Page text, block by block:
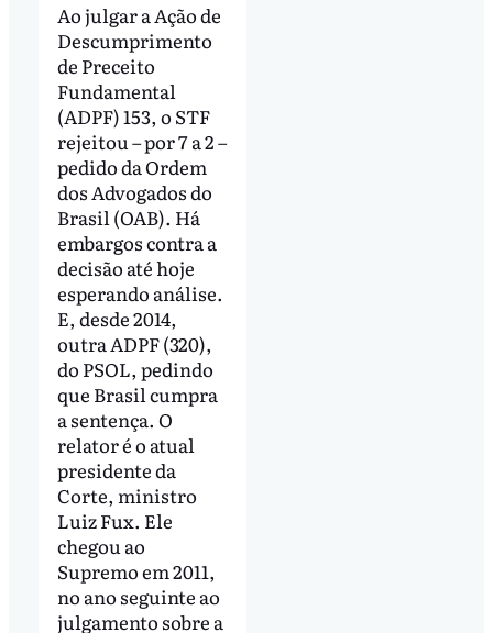
Ao julgar a Ação de
Descumprimento
de Preceito
Fundamental
(ADPF) 153, o STF
rejeitou – por 7 a 2 –
pedido da Ordem
dos Advogados do
Brasil (OAB). Há
embargos contra a
decisão até hoje
esperando análise.
E, desde 2014,
outra ADPF (320),
do PSOL, pedindo
que Brasil cumpra
a sentença. O
relator é o atual
presidente da
Corte, ministro
Luiz Fux. Ele
chegou ao
Supremo em 2011,
no ano seguinte ao
julgamento sobre a